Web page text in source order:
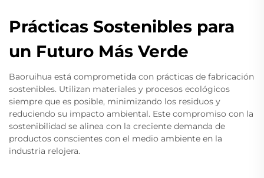
Prácticas Sostenibles para
un Futuro Más Verde
Baoruihua está comprometida con prácticas de fabricación
sostenibles. Utilizan materiales y procesos ecológicos
siempre que es posible, minimizando los residuos y
reduciendo su impacto ambiental. Este compromiso con la
sostenibilidad se alinea con la creciente demanda de
productos conscientes con el medio ambiente en la
industria relojera.